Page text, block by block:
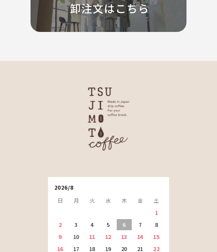
2026/8
日
月 火 水 木 金
土
1
2
3 4 5 6 7
8
9
10 11 12 13 14
15
16
17 18 19 20 21 22